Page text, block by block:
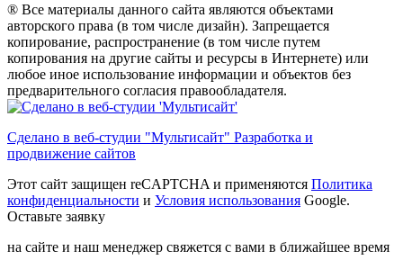
® Все материалы данного сайта являются объектами
авторского права (в том числе дизайн). Запрещается
копирование, распространение (в том числе путем
копирования на другие сайты и ресурсы в Интернете) или
любое иное использование информации и объектов без
предварительного согласия правообладателя.
Сделано в веб-студии "Мультисайт" Разработка и
продвижение сайтов
Этот сайт защищен reCAPTCHA и применяются Политика
конфиденциальности и Условия использования Google.
Оставьте заявку
на сайте и наш менеджер свяжется с вами в ближайшее время